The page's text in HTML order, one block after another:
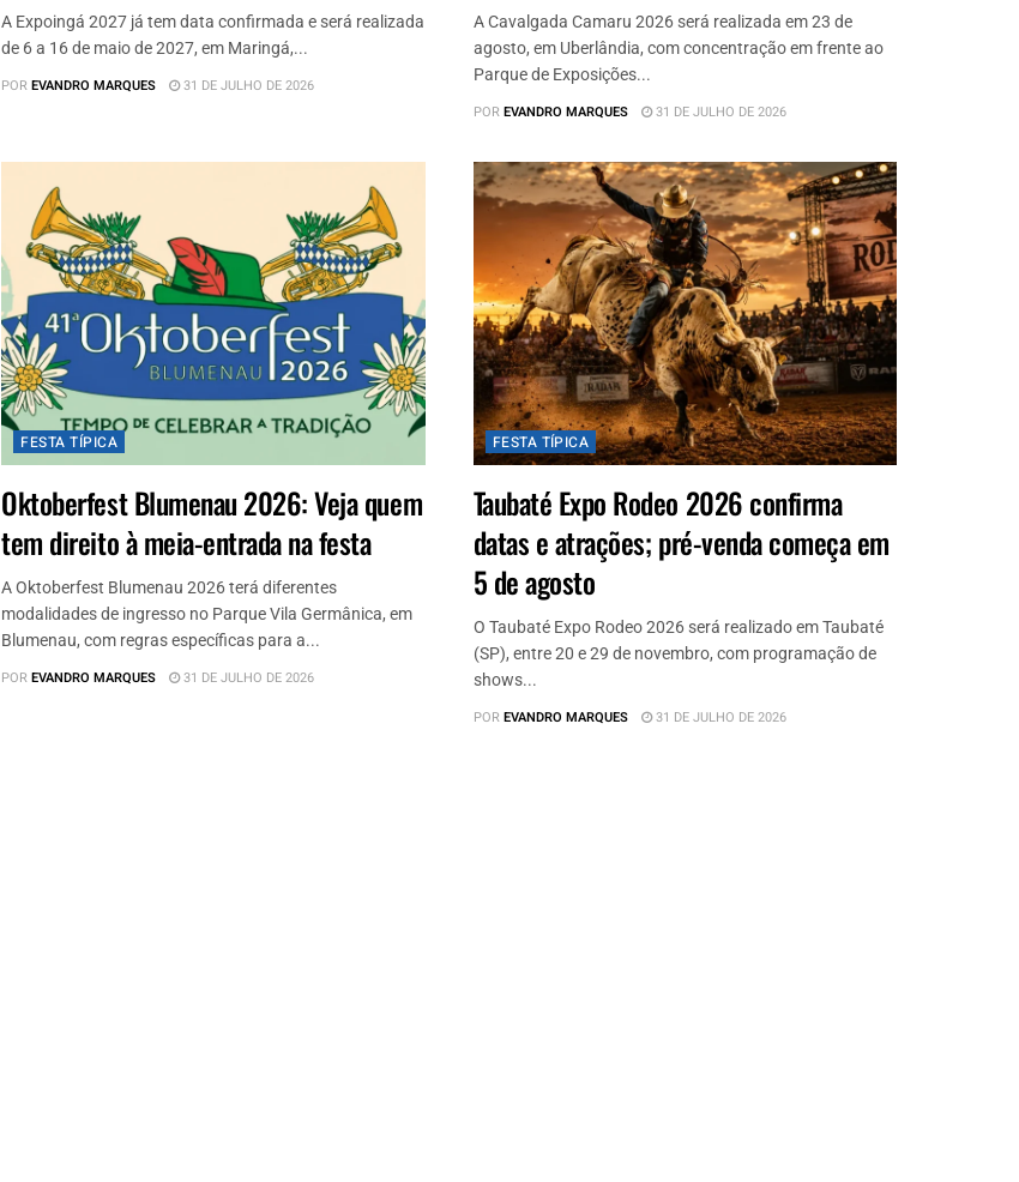
A Expoingá 2027 já tem data confirmada e será realizada
de 6 a 16 de maio de 2027, em Maringá,...
POREVANDRO MARQUES 31 DE JULHO DE 2026
A Cavalgada Camaru 2026 será realizada em 23 de
agosto, em Uberlândia, com concentração em frente ao
Parque de Exposições...
POREVANDRO MARQUES 31 DE JULHO DE 2026
FESTA TÍPICA
Oktoberfest Blumenau 2026: Veja quem
tem direito à meia-entrada na festa
A Oktoberfest Blumenau 2026 terá diferentes
modalidades de ingresso no Parque Vila Germânica, em
Blumenau, com regras específicas para a...
POREVANDRO MARQUES 31 DE JULHO DE 2026
FESTA TÍPICA
Taubaté Expo Rodeo 2026 confirma
datas e atrações; pré-venda começa em
5 de agosto
O Taubaté Expo Rodeo 2026 será realizado em Taubaté
(SP), entre 20 e 29 de novembro, com programação de
shows...
POREVANDRO MARQUES 31 DE JULHO DE 2026